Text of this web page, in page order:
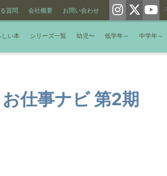
質問 会社概要 お問い合わせ
しい本 シリーズ一覧 幼児〜 低学年～ 中学年～
仕事ナビ 第2期